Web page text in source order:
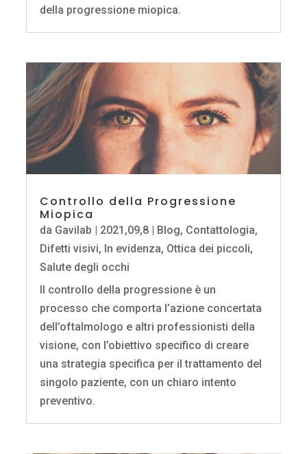
della progressione miopica.
Controllo della Progressione
Miopica
da Gavilab 2021,09,8 Blog, Contattologia,
Difetti visivi, In evidenza, Ottica dei piccoli,
Salute degli occhi
ll controllo della progressione è un
processo che comporta l’azione concertata
dell’oftalmologo e altri professionisti della
visione, con l’obiettivo specifico di creare
una strategia specifica per il trattamento del
singolo paziente, con un chiaro intento
preventivo.